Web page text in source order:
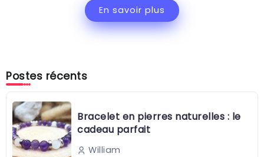
En savoir plus
Postes récents
Bracelet en pierres naturelles : le
cadeau parfait
William